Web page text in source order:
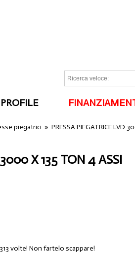
piegatrici »PRESSA PIEGATRICE LVD
X 135 TON 4 ASSI
volte! Non fartelo scappare!